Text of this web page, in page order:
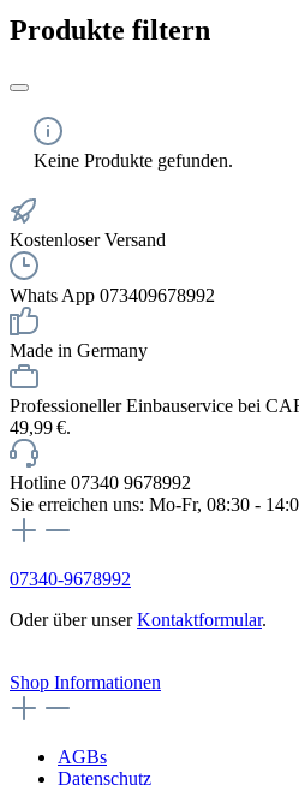
Produkte filtern
Keine Produkte gefunden.
Kostenloser Versand
Whats App 073409678992
Made in Germany
Professioneller Einbauservice bei
49,99 €.
Hotline 07340 9678992
Sie erreichen uns: Mo-Fr, 08:30 -
07340-9678992
Oder über unserKontaktformular.
Shop Informationen
AGBs
Datenschutz